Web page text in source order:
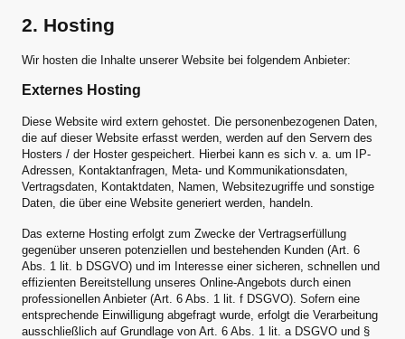
2. Hosting
Wir hosten die Inhalte unserer Website bei folgendem Anbieter:
Externes Hosting
Diese Website wird extern gehostet. Die personenbezogenen Daten,
die auf dieser Website erfasst werden, werden auf den Servern des
Hosters / der Hoster gespeichert. Hierbei kann es sich v. a. um IP-
Adressen, Kontaktanfragen, Meta- und Kommunikationsdaten,
Vertragsdaten, Kontaktdaten, Namen, Websitezugriffe und sonstige
Daten, die über eine Website generiert werden, handeln.
Das externe Hosting erfolgt zum Zwecke der Vertragserfüllung
gegenüber unseren potenziellen und bestehenden Kunden (Art. 6
Abs. 1 lit. b DSGVO) und im Interesse einer sicheren, schnellen und
effizienten Bereitstellung unseres Online-Angebots durch einen
professionellen Anbieter (Art. 6 Abs. 1 lit. f DSGVO). Sofern eine
entsprechende Einwilligung abgefragt wurde, erfolgt die Verarbeitung
ausschließlich auf Grundlage von Art. 6 Abs. 1 lit. a DSGVO und §